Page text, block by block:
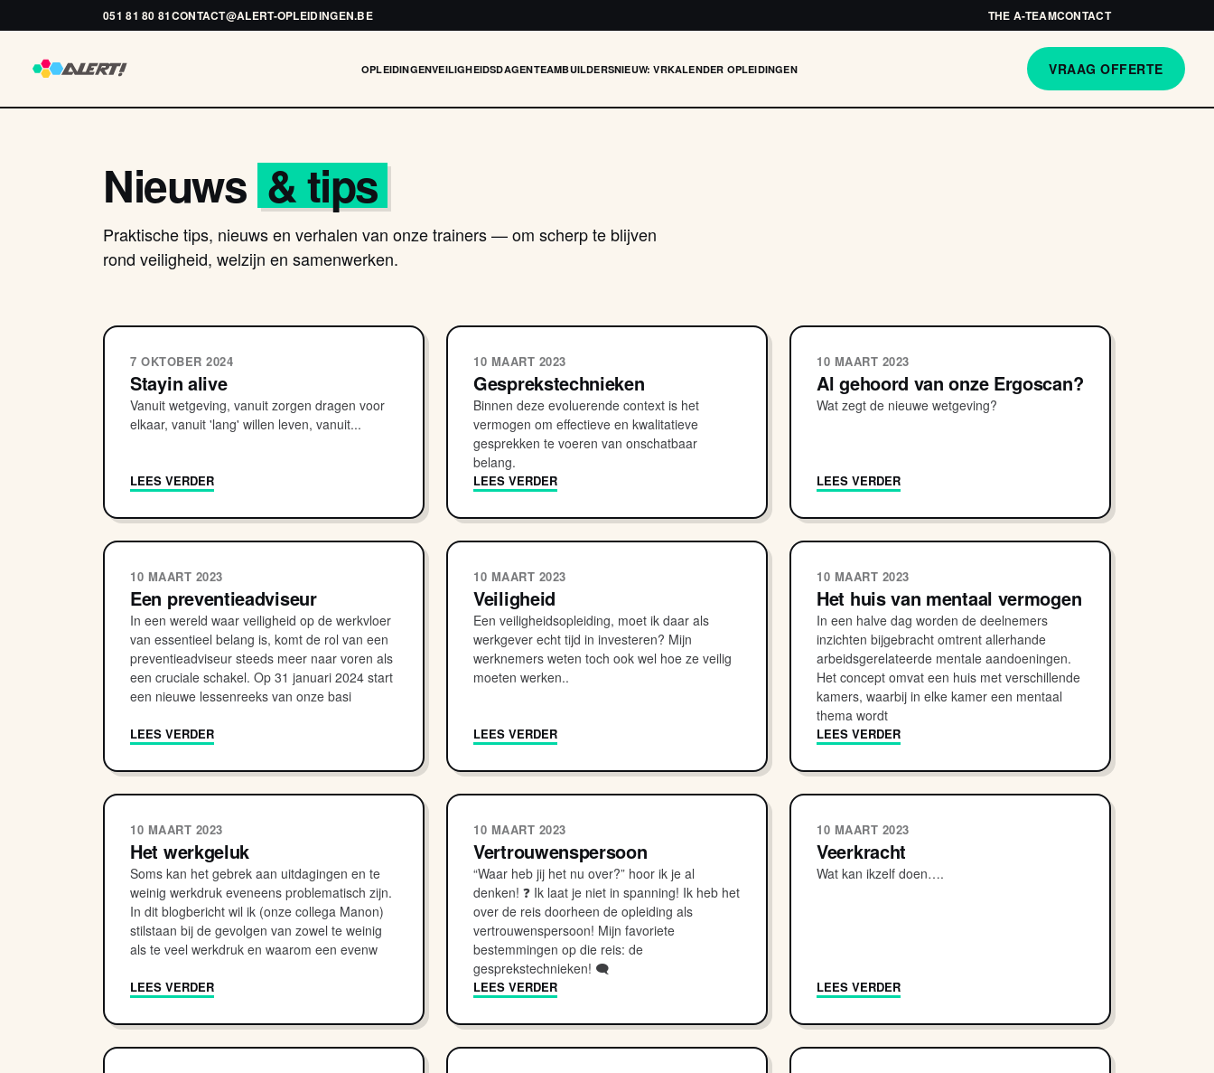
051 81 80 81CONTACT@ALERT-OPLEIDINGEN.BE THE A-TEAMCONTACT
OPLEIDINGENVEILIGHEIDSDAGENTEAMBUILDERSNIEUW: VRKALENDER OPLEIDINGEN VRAAG OFFERTE
Nieuws & tips
Praktische tips, nieuws en verhalen van onze trainers — om scherp te blijven
rond veiligheid, welzijn en samenwerken.
7 OKTOBER 2024
Stayin alive
Vanuit wetgeving, vanuit zorgen dragen voor
elkaar, vanuit 'lang' willen leven, vanuit...
LEES VERDER
10 MAART 2023
Gesprekstechnieken
Binnen deze evoluerende context is het
vermogen om effectieve en kwalitatieve
gesprekken te voeren van onschatbaar
belang.
LEES VERDER
10 MAART 2023
Al gehoord van onze Ergoscan?
Wat zegt de nieuwe wetgeving?
LEES VERDER
10 MAART 2023
Een preventieadviseur
In een wereld waar veiligheid op de werkvloer
van essentieel belang is, komt de rol van een
preventieadviseur steeds meer naar voren als
een cruciale schakel. Op 31 januari 2024 start
een nieuwe lessenreeks van onze basi
LEES VERDER
10 MAART 2023
Veiligheid
Een veiligheidsopleiding, moet ik daar als
werkgever echt tijd in investeren? Mijn
werknemers weten toch ook wel hoe ze veilig
moeten werken..
LEES VERDER
10 MAART 2023
Het huis van mentaal vermogen
In een halve dag worden de deelnemers
inzichten bijgebracht omtrent allerhande
arbeidsgerelateerde mentale aandoeningen.
Het concept omvat een huis met verschillende
kamers, waarbij in elke kamer een mentaal
thema wordt
LEES VERDER
10 MAART 2023
Het werkgeluk
Soms kan het gebrek aan uitdagingen en te
weinig werkdruk eveneens problematisch zijn.
In dit blogbericht wil ik (onze collega Manon)
stilstaan bij de gevolgen van zowel te weinig
als te veel werkdruk en waarom een evenw
LEES VERDER
10 MAART 2023
Vertrouwenspersoon
“Waar heb jij het nu over?” hoor ik je al
denken! ❓ Ik laat je niet in spanning! Ik heb het
over de reis doorheen de opleiding als
vertrouwenspersoon! Mijn favoriete
bestemmingen op die reis: de
gesprekstechnieken! 🗨
LEES VERDER
10 MAART 2023
Veerkracht
Wat kan ikzelf doen….
LEES VERDER